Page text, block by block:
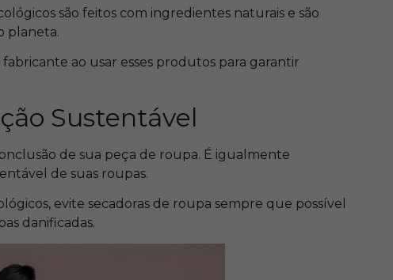
são feitos com ingredientes naturais e são
planeta.
ao usar esses produtos para garantir
Sustentável
de sua peça de roupa. É igualmente
de suas roupas.
evite secadoras de roupa sempre que possível
danificadas.